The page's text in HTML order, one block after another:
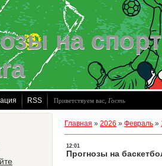
на
RSS Приветствуем вас Гость
Главная » 2026 » Февраль »
12:01
Прогнозы на